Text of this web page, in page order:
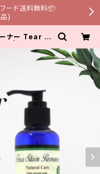
ード送料無料📦
)
ナー Tear St